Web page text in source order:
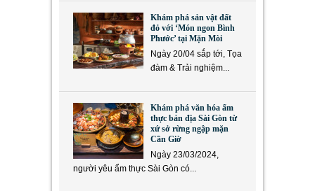
Khám phá sản vật đất
đỏ với ‘Món ngon Bình
Phước’ tại Mặn Mòi
Ngày 20/04 sắp tới, Tọa
đàm & Trải nghiệm...
Khám phá văn hóa ẩm
thực bản địa Sài Gòn từ
xứ sở rừng ngập mặn
Cần Giờ
Ngày 23/03/2024,
người yêu ẩm thực Sài Gòn có...